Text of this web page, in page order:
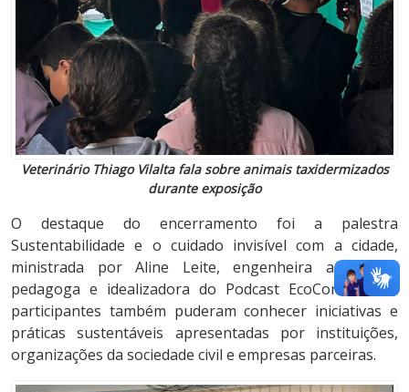
Veterinário Thiago Vilalta fala sobre animais taxidermizados
durante exposição
O destaque do encerramento foi a palestra
Sustentabilidade e o cuidado invisível com a cidade,
ministrada por Aline Leite, engenheira ambiental,
pedagoga e idealizadora do Podcast EcoConecta. Os
participantes também puderam conhecer iniciativas e
práticas sustentáveis apresentadas por instituições,
organizações da sociedade civil e empresas parceiras.